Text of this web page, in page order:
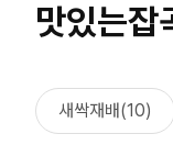
맛있는잡
새싹재배(10)